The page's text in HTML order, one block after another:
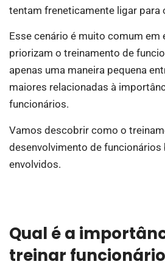
tentam freneticamente ligar para
Esse cenário é muito comum em
priorizam o treinamento de
apenas uma maneira pequena
maiores relacionadas à
funcionários.
Vamos descobrir como o
desenvolvimento de
envolvidos.
Qual é a
treinar